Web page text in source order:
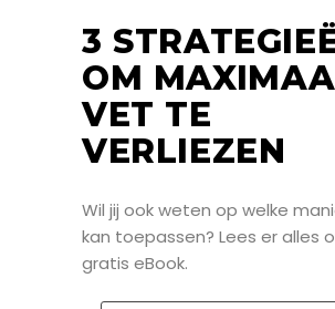
3
OM
VET TE
VERLIEZEN
Wil jij ook weten op welke
kan toepassen? Lees er alles
gratis eBook.